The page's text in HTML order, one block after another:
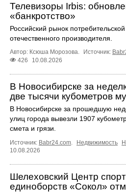
Телевизоры Irbis:
«банкротство»
Российский рынок
отечественного производителя.
Автор: Ксюша Морозова. Источник:
426
10.08.2026
В Новосибирске за
две тысячи кубометров
В Новосибирске за прошедшую
улиц города вывезли 1907
смета и грязи.
Источник: Babr24.com Недвижимость
10.08.2026
Шелеховский Центр
единоборств «Сокол»